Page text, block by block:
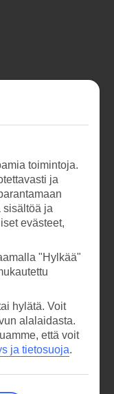
toimintoja.
ja
sisältöä ja
evästeet,
"Hylkää"
hylätä. Voit
alalaidasta.
että voit
ja tietosuoja.